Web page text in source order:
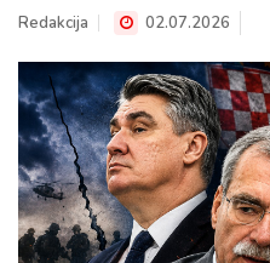
Redakcija 02.07.2026